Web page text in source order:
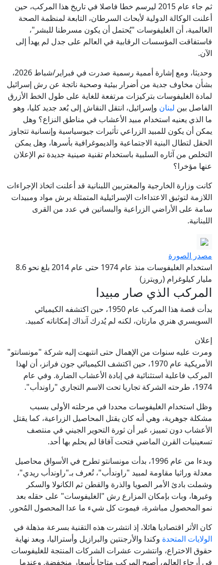
ثم جاء عام 2015 ليرسم خطا فاصلا في تاريخ هذا المركب، حين
أعلنت الوكالة الدولية لأبحاث السرطان، التابعة لمنظمة الصحة
العالمية، أن الغليفوسات "يُحتمل أن يكون مسرطنا للبشر"،
فاستفاقت المؤسسات الرقابية في العالم على جدل لم يهدأ إلى
الآن.
وحديثا، ومع إشارة أممية رسمية صدرت في فبراير/شباط 2026،
بشأن مخاوف جدية من أضرار بيئية وصحية ناتجة عن رش إسرائيل
لمادة الغليفوسات بتركيزات مرتفعة للغاية على طول الخط الأزرق
الفاصل بين لبنان وإسرائيل، انتقل النقاش إلى بُعد جديد كليا، وهو
ما الذي يعنيه استخدام مبيد الأعشاب في مناطق النزاع؟ وهل
يمكن أن يكون للمبيد الزراعي تأثيرات جيوسياسية وإنسانية تتجاوز
الحقل لتطال البنية الاجتماعية والديموغرافية بأسرها، وهل يمكن
التخلص من آثاره السلبية باستخدام تقنية صينية جديدة تم الإعلان
عنها مؤخرا؟
كانت وزارة الخارجية والمغتربين اللبنانية قد أعلنت اتخاذ الإجراءات
اللازمة لتوثيق الاعتداءات الإسرائيلية المتمثلة برش مواد ومبيدات
سامة على الأراضي الزراعية والبساتين في عدد من القرى
اللبنانية.
مصدر الصورة
استخدام الغليفوسات منذ عام 1974 حتى عام 2014 بلغ نحو 8.6
مليار كيلوغرام (رويترز)
المركب الذي صار مبيدا
بدأت قصة هذا المركب عام 1950، حين اكتشفه الكيميائي
السويسري هنري مارتان، لكنه لم يُدرك آنذاك إمكاناته كمبيد.
إعلان
ومرت عليه سنوات من الإهمال حتى انتبهت إليه شركة "مونسانتو"
الأمريكية عام 1970، حين اكتشف الكيميائي جون فرانز، أن لهذا
المركب فاعلية استثنائية في إبادة الأعشاب الضارة. وفي عام
1974، طرحته الشركة تجاريا تحت الاسم التجاري "راوندأب".
وظل استخدام الغليفوسات محددا في مرحلته الأولى بسبب
مشكلة جوهرية، وهي أنه كان يقتل المحاصيل الزراعية، كما يقتل
الأعشاب دون تمييز، غير أن ثورة التحوير الجيني في منتصف
تسعينيات القرن الماضي فتحت آفاقا لم يحلم بها أحد.
وبدءا من عام 1996، بدأت مونسانتو تطرح في الأسواق محاصيل
معدلة وراثيا مقاومة لمبيد "راوندأب"، تُعرف بـ"راوندأب ريدي"،
وشملت بادئ الأمر الصويا والذرة والقطن ثم الكانولا والسكر
وغيرها، وبات بإمكان المزارع رش "الغليفوسات" على حقله بعد
نمو المحصول مباشرة، فيموت كل شيء ما عدا المحصول المُحور.
كان الأثر اقتصاديا هائلا، إذ انتشرت هذه التقنية بسرعة مذهلة في
الولايات المتحدة وكندا والأرجنتين والبرازيل وأستراليا، وبعد نهاية
حقوق الاختراع، وانتشرت عشرات الشركات المنتجة للغليفوسات
في أرجاء العالم، أصبح المركب متاحا بأسعار منخفضة. وعندما